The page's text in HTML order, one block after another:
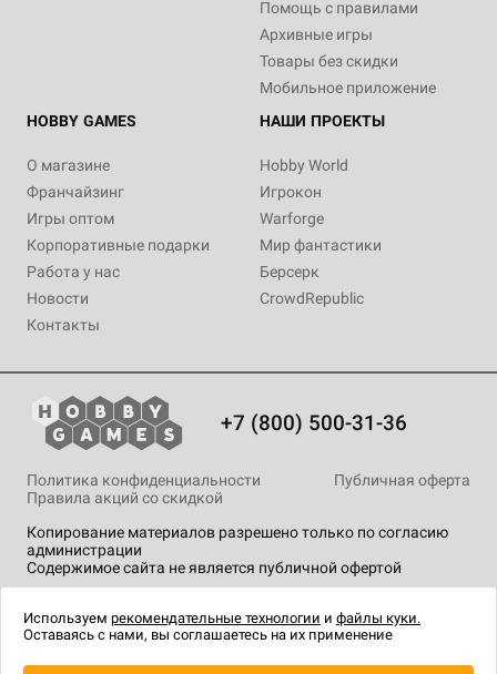
Помощь с правилами
Архивные игры
Товары без скидки
Мобильное приложение
HOBBY GAMES
О магазине
Франчайзинг
Игры оптом
Корпоративные подарки
Работа у нас
Новости
Контакты
НАШИ ПРОЕКТЫ
Hobby World
Игрокон
Warforge
Мир фантастики
Берсерк
CrowdRepublic
+7 (800) 500-31-36
Копирование материалов разрешено только по согласию
администрации
Содержимое сайта не является публичной офертой
Политика конфиденциальности
Публичная оферта
Правила акций со скидкой
технологии .
Используем рекомендательные технологии и файлы куки.
Оставаясь с нами, вы соглашаетесь на их применение